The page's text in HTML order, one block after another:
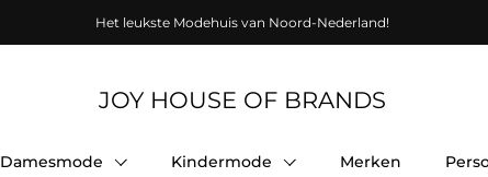
Het leukste Modehuis van Noord-Nederland!
JOY HOUSE OF BRANDS
Damesmode Kindermode Merken